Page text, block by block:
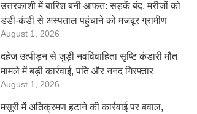
उत्तरकाशी में बारिश बनी आफत: सड़कें बंद, मरीजों को
डंडी-कंडी से अस्पताल पहुंचाने को मजबूर ग्रामीण
August 1, 2026
दहेज उत्पीड़न से जुड़ी नवविवाहिता सृष्टि कंडारी मौत
मामले में बड़ी कार्रवाई, पति और ननद गिरफ्तार
August 1, 2026
मसूरी में अतिक्रमण हटाने की कार्रवाई पर बवाल,